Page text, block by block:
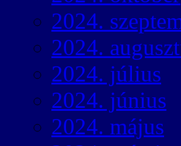
2024.
2024.
2024. július
2024. június
2024. május